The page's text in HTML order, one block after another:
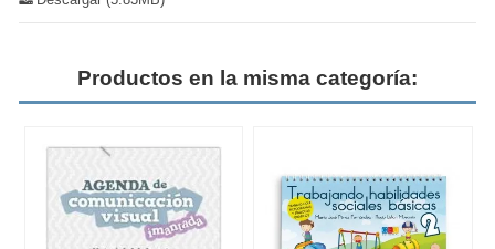
Productos en la misma categoría: